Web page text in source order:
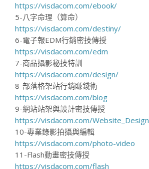
https://visdacom.com/ebook/
5-八字命理（算命）
https://visdacom.com/destiny/
6-電子報EDM行銷密技傳授
https://visdacom.com/edm
7-商品攝影秘技特訓
https://visdacom.com/design/
8-部落格架站行銷賺錢術
https://visdacom.com/blog
9-網站站架與設計密技傳授
https://visdacom.com/Website_Design
10-專業錄影拍攝與編輯
https://visdacom.com/photo-video
11-Flash動畫密技傳授
https://visdacom.com/flash